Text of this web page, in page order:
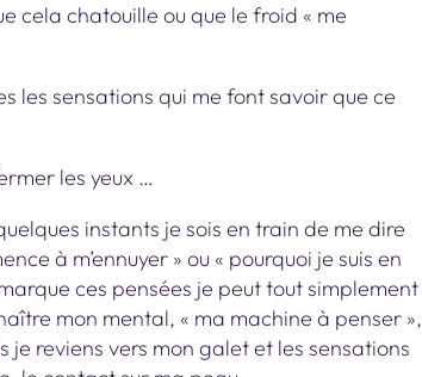
cela chatouille ou que le froid « me
les sensations qui me font savoir que ce
les yeux …
instants je sois en train de me dire
à m’ennuyer » ou « pourquoi je suis en
ces pensées je peut tout simplement
mon mental, « ma machine à penser »,
je reviens vers mon galet et les sensations